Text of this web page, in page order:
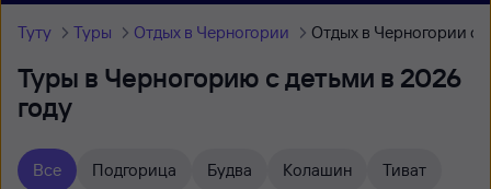
Туту Туры Отдых в Черногории Отдых в Черногории с
Туры в Черногорию с детьми в 2026
году
Все Подгорица Будва Колашин Тиват